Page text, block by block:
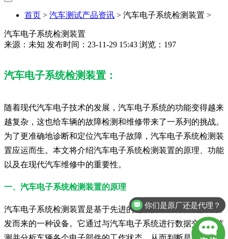
首页 > 汽车测试产品资讯 > 汽车电子系统检测装置 >
汽车电子系统检测装置
来源：未知 发布时间：23-11-29 15:43 浏览：197
汽车电子系统检测装置：
随着现代汽车电子技术的发展，汽车电子系统的功能变得越来
越复杂，这也给车辆的故障检测和维修带来了一系列的挑战。
为了更准确地诊断和定位汽车电子故障，汽车电子系统检测装
置应运而生。本文将介绍汽车电子系统检测装置的原理、功能
以及在现代汽车维修中的重要性。
一、汽车电子系统检测装置的原理
汽车电子系统检测装置是基于先进的电子技术和计算机技术开
发而来的一种设备。它通过与汽车电子系统进行数据交互，监
你们是原厂还是代理？